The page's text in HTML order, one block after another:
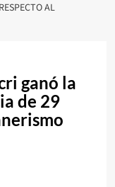
AL
ganó la
de 29